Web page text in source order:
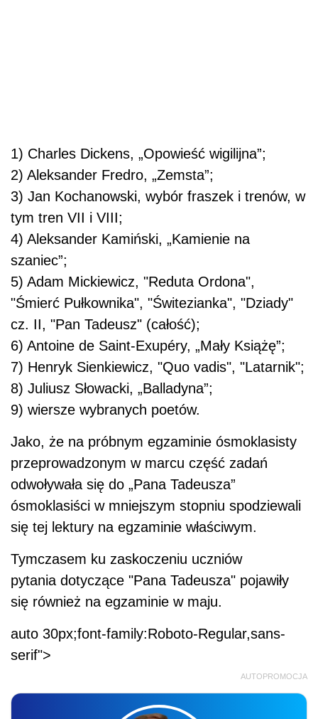
1) Charles Dickens, „Opowieść wigilijna”;
2) Aleksander Fredro, „Zemsta”;
3) Jan Kochanowski, wybór fraszek i trenów, w
tym tren VII i VIII;
4) Aleksander Kamiński, „Kamienie na
szaniec”;
5) Adam Mickiewicz, "Reduta Ordona",
"Śmierć Pułkownika", "Świtezianka", "Dziady"
cz. II, "Pan Tadeusz" (całość);
6) Antoine de Saint-Exupéry, „Mały Książę”;
7) Henryk Sienkiewicz, "Quo vadis", "Latarnik";
8) Juliusz Słowacki, „Balladyna”;
9) wiersze wybranych poetów.
Jako, że na próbnym egzaminie ósmoklasisty
przeprowadzonym w marcu część zadań
odwoływała się do „Pana Tadeusza”
ósmoklasiści w mniejszym stopniu spodziewali
się tej lektury na egzaminie właściwym.
Tymczasem ku zaskoczeniu uczniów
pytania dotyczące "Pana Tadeusza" pojawiły
się również na egzaminie w maju.
auto 30px;font-family:Roboto-Regular,sans-
serif">
AUTOPROMOCJA